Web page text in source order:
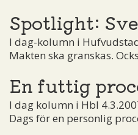
Spotlight:
I dag-kolumn i
Makten ska granskas.
En futtig
I dag kolumn i Hbl
Dags för en personlig